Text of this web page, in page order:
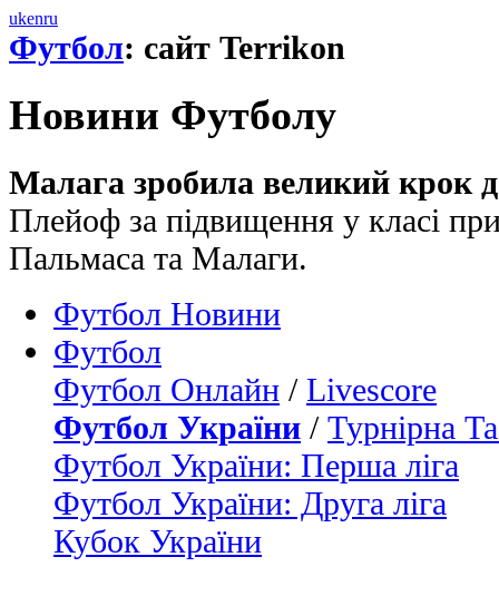
ukenru
Футбол: сайт Terrikon
Новини Футболу
Малага зробила великий крок
Плейоф за підвищення у класі
Пальмаса та Малаги.
Футбол Новини
Футбол
Футбол Онлайн / Livescore
Футбол України / Турнірна
Футбол України: Перша ліга
Футбол України: Друга ліга
Кубок України